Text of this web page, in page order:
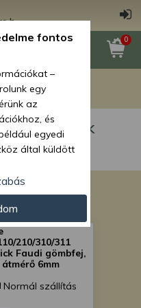
0
alkatrészek
210/310/311
Faudi gömbfej,
átmérő 6mm
Normál szállítás
fontos
–
egy
az
és
egyedi
által küldött
és
és
adatok
mi és a
geolokációs